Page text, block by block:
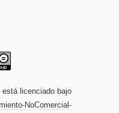
licenciado bajo
NoComercial-